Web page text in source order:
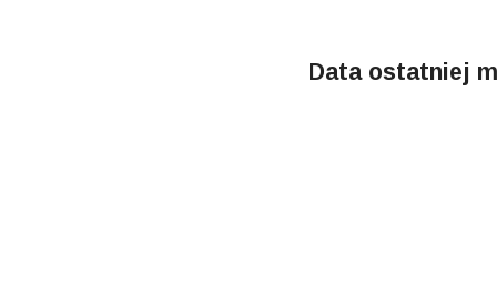
Data ostatniej